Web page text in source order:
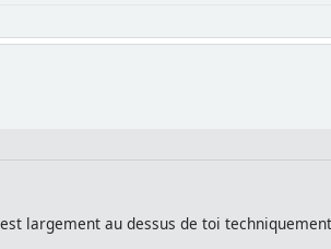
largement au dessus de toi